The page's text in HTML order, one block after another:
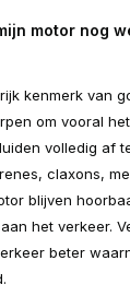
motor nog
kenmerk van
om vooral
volledig af
claxons,
blijven
het verkeer.
beter